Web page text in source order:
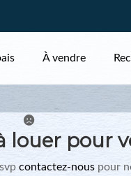
À vendre
louer pour
contactez-nous pour